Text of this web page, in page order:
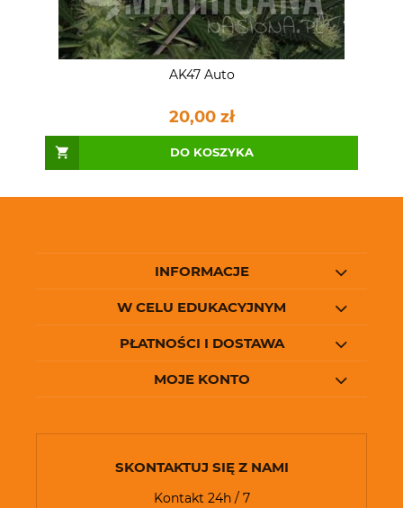
AK47 Auto
20,00 zł
DO KOSZYKA
INFORMACJE
W CELU EDUKACYJNYM
PŁATNOŚCI I DOSTAWA
MOJE KONTO
SKONTAKTUJ SIĘ Z NAMI
Kontakt 24h / 7